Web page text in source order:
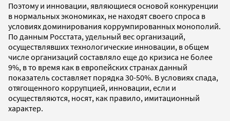
Поэтому и инновации, являющиеся основой конкуренции
в нормальных экономиках, не находят своего спроса в
условиях доминирования коррумпированных монополий.
По данным Росстата, удельный вес организаций,
осуществлявших технологические инновации, в общем
числе организаций составляло еще до кризиса не более
9%, в то время как в европейских странах данный
показатель составляет порядка 30-50%. В условиях спада,
отягощенного коррупцией, инновации, если и
осуществляются, носят, как правило, имитационный
характер.